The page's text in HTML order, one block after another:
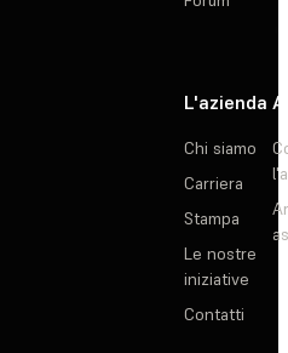
L'azienda
Chi siamo
Carriera
Stampa
Le nostre
iniziative
Contatti